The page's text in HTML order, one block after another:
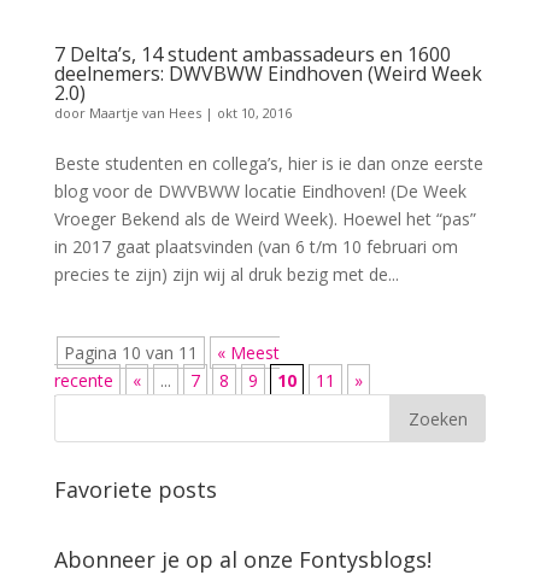
7 Delta’s, 14 student ambassadeurs en 1600
deelnemers: DWVBWW Eindhoven (Weird Week
2.0)
door Maartje van Hees| okt 10, 2016
Beste studenten en collega’s, hier is ie dan onze eerste
blog voor de DWVBWW locatie Eindhoven! (De Week
Vroeger Bekend als de Weird Week). Hoewel het “pas”
in 2017 gaat plaatsvinden (van 6 t/m 10 februari om
precies te zijn) zijn wij al druk bezig met de...
Pagina 10 van 11
« Meest
recente
« ... 7 8 9 10 11 »
Favoriete posts
Abonneer je op al onze Fontysblogs!